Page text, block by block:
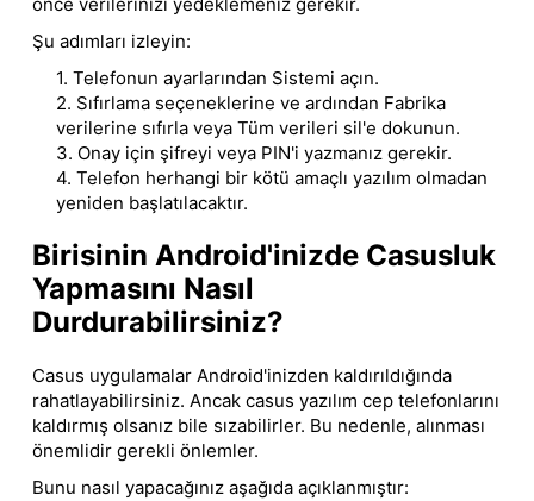
Şu adımları izleyin:
1. Telefonun ayarlarından Sistemi açın.
2. Sıfırlama seçeneklerine ve ardından Fabrika
verilerine sıfırla veya Tüm verileri sil'e dokunun.
3. Onay için şifreyi veya PIN'i yazmanız gerekir.
4. Telefon herhangi bir kötü amaçlı yazılım olmadan
yeniden başlatılacaktır.
Birisinin Android'inizde Casusluk
Yapmasını Nasıl
Durdurabilirsiniz?
Casus uygulamalar Android'inizden kaldırıldığında
rahatlayabilirsiniz. Ancak casus yazılım cep telefonlarını
kaldırmış olsanız bile sızabilirler. Bu nedenle, alınması
önemlidir gerekli önlemler.
Bunu nasıl yapacağınız aşağıda açıklanmıştır: